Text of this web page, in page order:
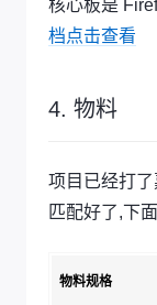
核心板是
档点击查看
4. 物料
项目已经打
匹配好了,下
物料规格